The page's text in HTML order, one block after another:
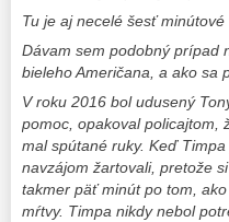
Tu je aj necelé šesť
Dávam sem podobný prípad
bieleho Američana, a ako sa
V roku 2016 bol udusený
pomoc, opakoval policajtom,
mal spútané ruky. Keď
navzájom žartovali, pretože
takmer päť minút po tom,
mŕtvy. Timpa nikdy nebol